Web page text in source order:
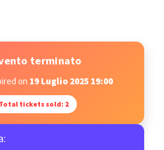
terminato
on 19 Luglio 2025 19:00
tickets sold: 2